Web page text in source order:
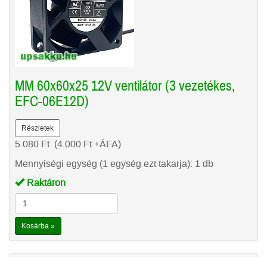
MM 60x60x25 12V ventilátor (3 vezetékes,
EFC-06E12D)
Részletek
5.080 Ft(4.000 Ft+ÁFA)
Mennyiségi egység (1 egység ezt takarja): 1 db
Raktáron
Kosárba »